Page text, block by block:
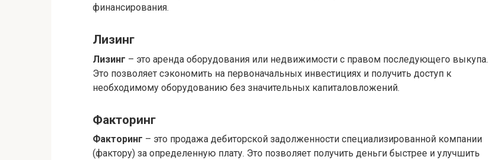
финансирования.
Лизинг
Лизинг – это аренда оборудования или недвижимости с правом последующего выкупа.
Это позволяет сэкономить на первоначальных инвестициях и получить доступ к
необходимому оборудованию без значительных капиталовложений.
Факторинг
Факторинг – это продажа дебиторской задолженности специализированной компании
(фактору) за определенную плату. Это позволяет получить деньги быстрее и улучшить